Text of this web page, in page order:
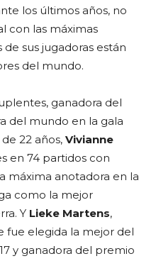
los últimos años, no
con las máximas
sus jugadoras están
del mundo.
ganadora del
del mundo en la gala
22 años, Vivianne
en 74 partidos con
máxima anotadora en la
como la mejor
Y Lieke Martens,
fue elegida la mejor del
y ganadora del premio